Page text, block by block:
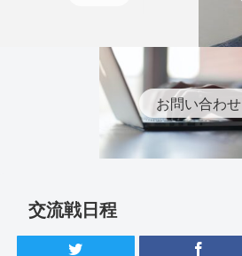
お問い合わせ
交流戦日程